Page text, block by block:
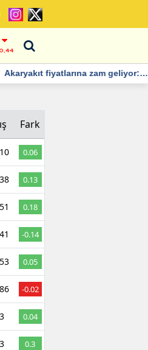
fiyatlarına zam geliyor:
tarih açıklandı
Fark
0.06
0.13
0.18
-0.14
0.05
-0.02
0.04
0.3